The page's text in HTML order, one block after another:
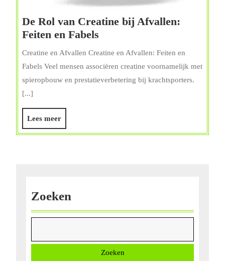
De Rol van Creatine bij Afvallen:
Feiten en Fabels
Rol
Creatine
bij
Fabels
Creatine en Afvallen Creatine en Afvallen: Feiten en
Fabels Veel mensen associëren creatine voornamelijk met
spieropbouw en prestatieverbetering bij krachtsporters.
[...]
Lees meerLees
meer
Zoeken
Zoeken